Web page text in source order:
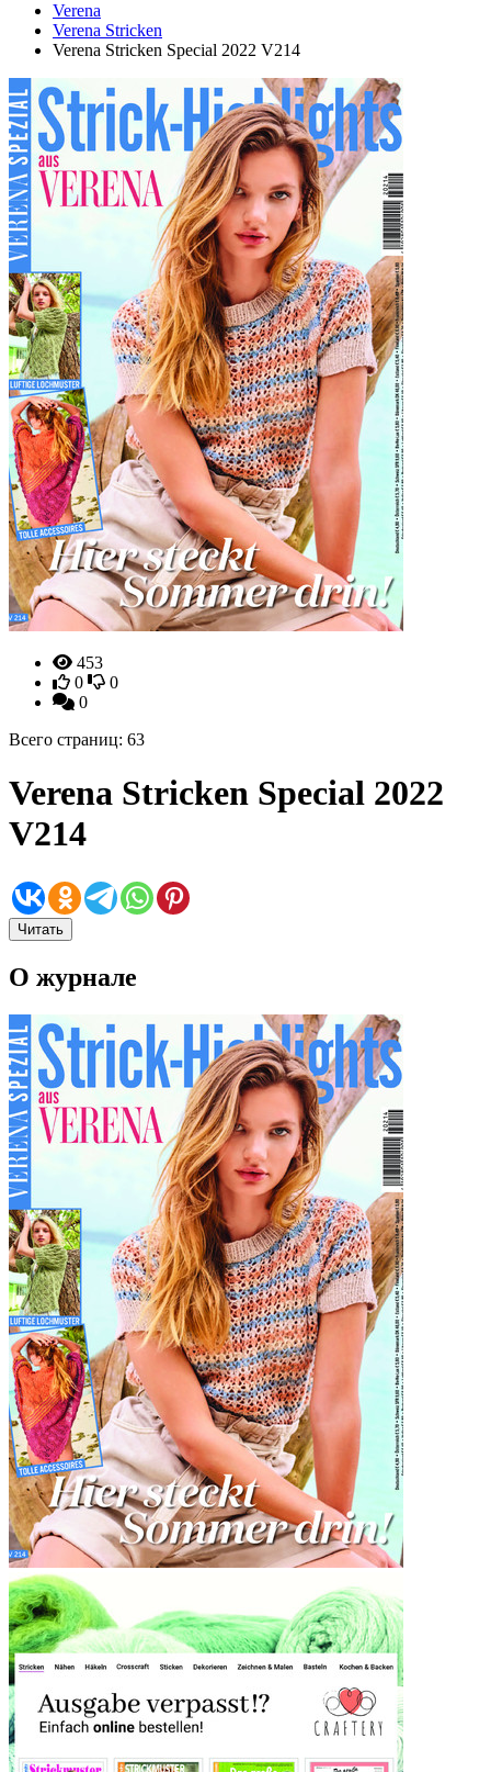
Verena
Verena Stricken
Verena Stricken Special 2022 V214
453
0
0
0
Всего страниц: 63
Verena Stricken Special 2022
V214
Читать
О журнале